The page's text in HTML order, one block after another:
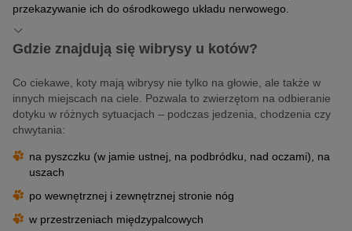
przekazywanie ich do ośrodkowego układu nerwowego.
Gdzie znajdują się wibrysy u kotów?
Co ciekawe, koty mają wibrysy nie tylko na głowie, ale także w
innych miejscach na ciele. Pozwala to zwierzętom na odbieranie
dotyku w różnych sytuacjach – podczas jedzenia, chodzenia czy
chwytania:
na pyszczku (w jamie ustnej, na podbródku, nad oczami), na
uszach
po wewnętrznej i zewnętrznej stronie nóg
w przestrzeniach międzypalcowych